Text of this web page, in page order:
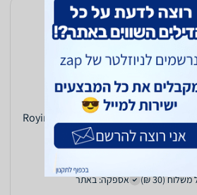
Royirene Soft Sole Prewalker S0427L
(30 ₪)
אספקה: באתר